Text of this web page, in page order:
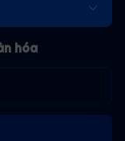
hóa